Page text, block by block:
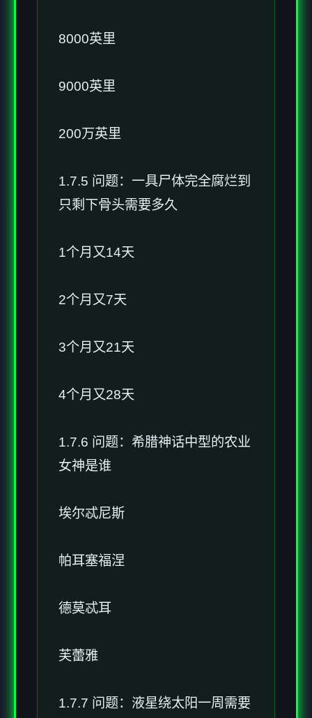
8000英里
9000英里
200万英里
1.7.5 问题：一具尸体完全腐烂到
只剩下骨头需要多久
1个月又14天
2个月又7天
3个月又21天
4个月又28天
1.7.6 问题：希腊神话中型的农业
女神是谁
埃尔忒尼斯
帕耳塞福涅
德莫忒耳
芙蕾雅
1.7.7 问题：液星绕太阳一周需要